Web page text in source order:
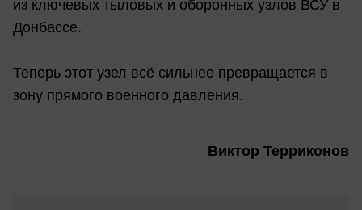
из ключевых тыловых и оборонных узлов ВСУ в
Донбассе.
Теперь этот узел всё сильнее превращается в
зону прямого военного давления.
Виктор Терриконов